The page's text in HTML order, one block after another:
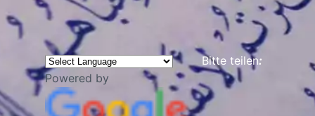
Powered by
Bitte teilen: